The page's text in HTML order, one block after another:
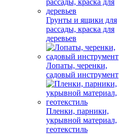
Грунты и ящики для
рассады, краска для
деревьев
Лопаты, черенки,
садовый инструмент
Пленки, парники,
укрывной материал,
геотекстиль